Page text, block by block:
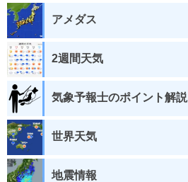
アメダス
2週間天気
気象予報士のポイント解説
世界天気
地震情報